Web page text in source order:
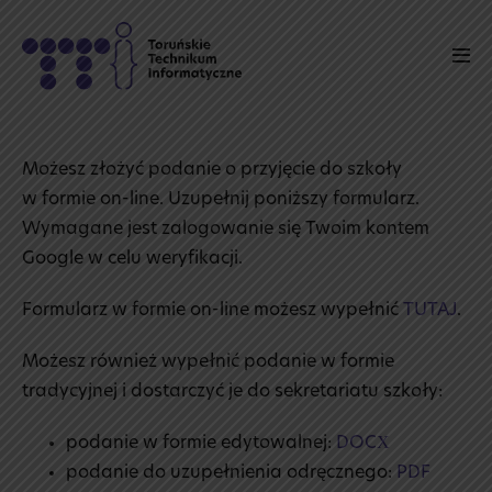
content
Możesz złożyć podanie o przyjęcie do szkoły
w formie on-line. Uzupełnij poniższy formularz.
Wymagane jest zalogowanie się Twoim kontem
Google w celu weryfikacji.
Formularz w formie on-line możesz wypełnić TUTAJ.
Możesz również wypełnić podanie w formie
tradycyjnej i dostarczyć je do sekretariatu szkoły:
podanie w formie edytowalnej: DOCX
podanie do uzupełnienia odręcznego: PDF